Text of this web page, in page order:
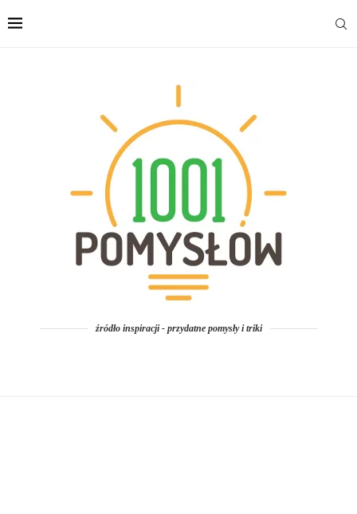
źródło inspiracji - przydatne pomysły i triki